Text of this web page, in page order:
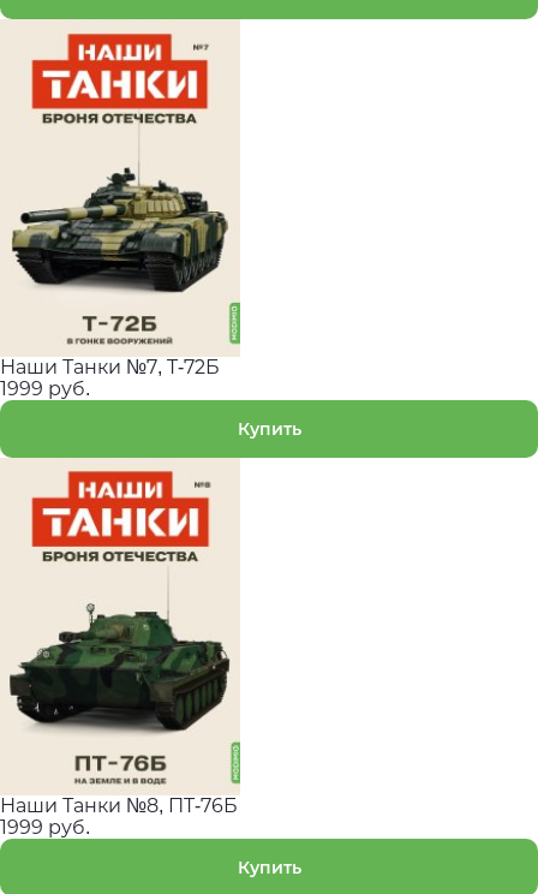
Наши Танки №7, T-72Б
1999 руб.
Купить
Наши Танки №8, ПT-76Б
1999 руб.
Купить